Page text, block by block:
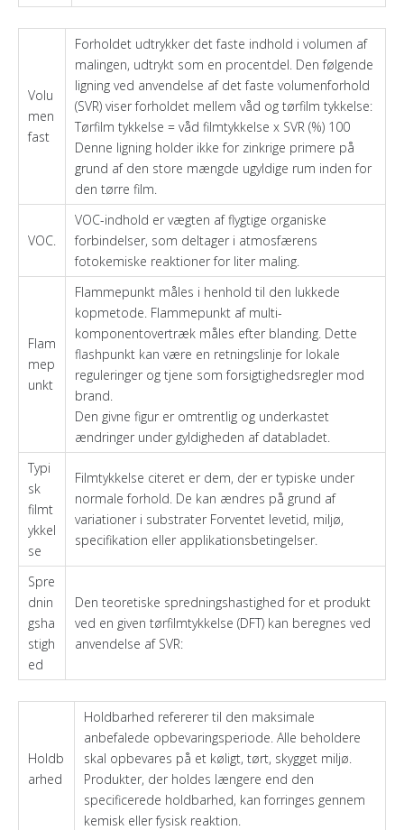
Volu
men
fast
Forholdet udtrykker det faste indhold i volumen af ​​
malingen, udtrykt som en procentdel. Den følgende
ligning ved anvendelse af det faste volumenforhold
(SVR) viser forholdet mellem våd og tørfilm tykkelse:
Tørfilm tykkelse = våd filmtykkelse x SVR (%) 100
Denne ligning holder ikke for zinkrige primere på
grund af den store mængde ugyldige rum inden for
den tørre film.
VOC.
VOC-indhold er vægten af ​​flygtige organiske
forbindelser, som deltager i atmosfærens
fotokemiske reaktioner for liter maling.
Flam
mep
unkt
Flammepunkt måles i henhold til den lukkede
kopmetode. Flammepunkt af multi-
komponentovertræk måles efter blanding. Dette
flashpunkt kan være en retningslinje for lokale
reguleringer og tjene som forsigtighedsregler mod
brand.
Den givne figur er omtrentlig og underkastet
ændringer under gyldigheden af ​​databladet.
Typi
sk
filmt
ykkel
se
Filmtykkelse citeret er dem, der er typiske under
normale forhold. De kan ændres på grund af
variationer i substrater Forventet levetid, miljø,
specifikation eller applikationsbetingelser.
Spre
dnin
gsha
stigh
ed
Den teoretiske spredningshastighed for et produkt
ved en given tørfilmtykkelse (DFT) kan beregnes ved
anvendelse af SVR:
Holdb
arhed
Holdbarhed refererer til den maksimale
anbefalede opbevaringsperiode. Alle beholdere
skal opbevares på et køligt, tørt, skygget miljø.
Produkter, der holdes længere end den
specificerede holdbarhed, kan forringes gennem
kemisk eller fysisk reaktion.